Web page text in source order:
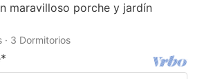
maravilloso porche y jardín
· 3 Dormitorios
*